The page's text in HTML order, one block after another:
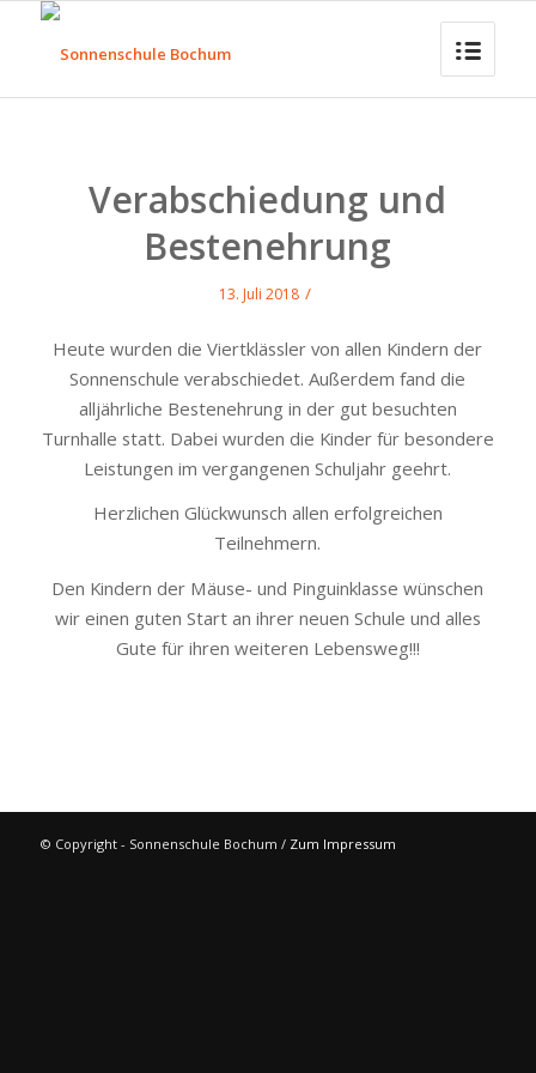
Verabschiedung und
Bestenehrung
13. Juli 2018 /
Heute wurden die Viertklässler von allen Kindern der
Sonnenschule verabschiedet. Außerdem fand die
alljährliche Bestenehrung in der gut besuchten
Turnhalle statt. Dabei wurden die Kinder für besondere
Leistungen im vergangenen Schuljahr geehrt.
Herzlichen Glückwunsch allen erfolgreichen
Teilnehmern.
Den Kindern der Mäuse- und Pinguinklasse wünschen
wir einen guten Start an ihrer neuen Schule und alles
Gute für ihren weiteren Lebensweg!!!
© Copyright - Sonnenschule Bochum / Zum Impressum